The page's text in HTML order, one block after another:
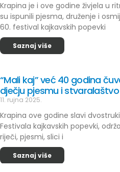
Krapina je i ove godine živjela u
su ispunili pjesma, druženje i
60. festival kajkavskih popevki
Saznaj više
“Mali kaj” već 40 godina
dječju pjesmu i stvaralaštvo
11. rujna 2025.
Krapina ove godine slavi
Festivala kajkavskih popevki,
riječi, pjesmi, slici i
Saznaj više